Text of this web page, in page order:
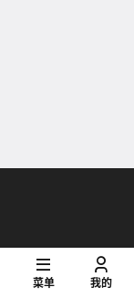
菜单 我的